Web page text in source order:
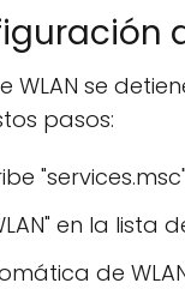
se
pasos:
en la lista
de